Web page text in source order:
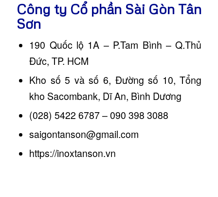
Công ty Cổ phần Sài Gòn Tân
Sơn
190 Quốc lộ 1A – P.Tam Bình – Q.Thủ
Đức, TP. HCM
Kho số 5 và số 6, Đường số 10, Tổng
kho Sacombank, Dĩ An, Bình Dương
(028) 5422 6787 – 090 398 3088
saigontanson@gmail.com
https://inoxtanson.vn